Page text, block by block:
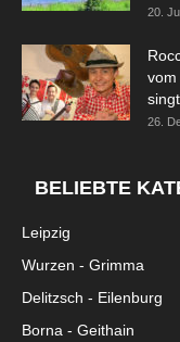
20.
vom
26.
BELIEBTE
Leipzig
Wurzen - Grimma
Delitzsch - Eilenburg
Borna - Geithain